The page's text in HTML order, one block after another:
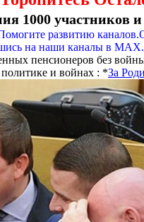
1000 участников
развитию
на наши каналы в
пенсионеров без
и войнах : *За